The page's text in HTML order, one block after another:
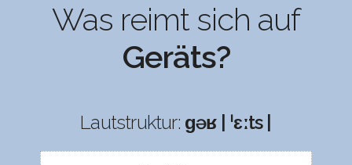
Was reimt sich auf
Geräts?
Lautstruktur: ɡəʁ | ˈɛːts |